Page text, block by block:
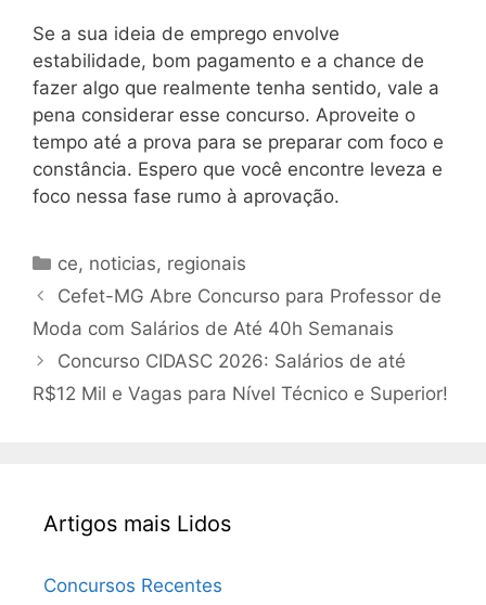
Se a sua ideia de emprego envolve
estabilidade, bom pagamento e a chance de
fazer algo que realmente tenha sentido, vale a
pena considerar esse concurso. Aproveite o
tempo até a prova para se preparar com foco e
constância. Espero que você encontre leveza e
foco nessa fase rumo à aprovação.
Categorias
ce, noticias, regionais
Cefet-MG Abre Concurso para Professor de
Moda com Salários de Até 40h Semanais
Concurso CIDASC 2026: Salários de até
R$12 Mil e Vagas para Nível Técnico e Superior!
Artigos mais Lidos
Concursos Recentes